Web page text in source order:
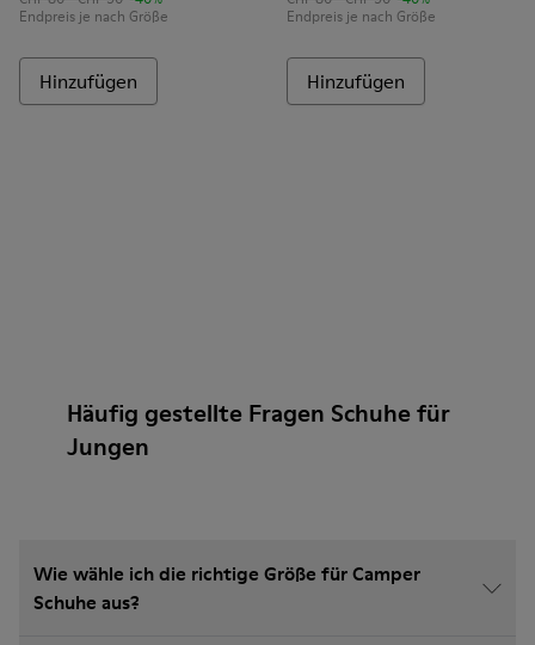
Endpreis je nach Größe
Hinzufügen
Endpreis je nach Größe
Hinzufügen
Häufig gestellte Fragen Schuhe für
Jungen
Wie wähle ich die richtige Größe für Camper
Schuhe aus?